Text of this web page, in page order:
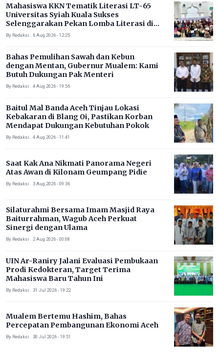
Mahasiswa KKN Tematik Literasi LT-65
Universitas Syiah Kuala Sukses
Selenggarakan Pekan Lomba Literasi di
Gampong Rhieng Blang
By Redaksi . 6 Aug 2026 - 12:25
Bahas Pemulihan Sawah dan Kebun
dengan Mentan, Gubernur Mualem: Kami
Butuh Dukungan Pak Menteri
By Redaksi . 4 Aug 2026 - 19:56
Baitul Mal Banda Aceh Tinjau Lokasi
Kebakaran di Blang Oi, Pastikan Korban
Mendapat Dukungan Kebutuhan Pokok
By Redaksi . 4 Aug 2026 - 11:41
Saat Kak Ana Nikmati Panorama Negeri
Atas Awan di Kilonam Geumpang Pidie
By Redaksi . 3 Aug 2026 - 09:36
Silaturahmi Bersama Imam Masjid Raya
Baiturrahman, Wagub Aceh Perkuat
Sinergi dengan Ulama
By Redaksi . 2 Aug 2026 - 00:08
UIN Ar-Raniry Jalani Evaluasi Pembukaan
Prodi Kedokteran, Target Terima
Mahasiswa Baru Tahun Ini
By Redaksi . 31 Jul 2026 - 19:22
Mualem Bertemu Hashim, Bahas
Percepatan Pembangunan Ekonomi Aceh
By Redaksi . 30 Jul 2026 - 19:51